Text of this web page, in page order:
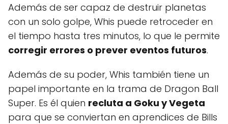
Además de ser capaz de destruir planetas
con un solo golpe, Whis puede retroceder en
el tiempo hasta tres minutos, lo que le permite
corregir errores o prever eventos futuros.
Además de su poder, Whis también tiene un
papel importante en la trama de Dragon Ball
Super. Es él quien recluta a Goku y Vegeta
para que se conviertan en aprendices de Bills